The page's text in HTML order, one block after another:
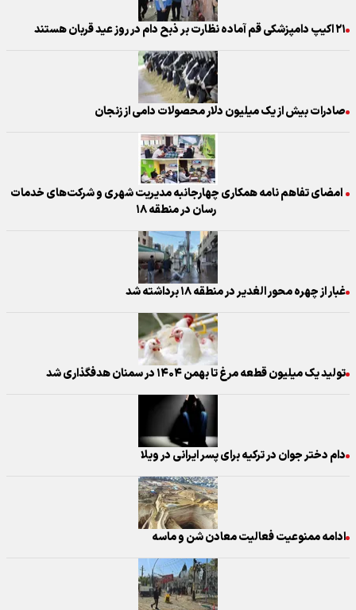
۲۱ اکیپ دامپزشکی قم آماده نظارت بر ذبح دام در روز عید قربان هستند
صادرات بیش از یک میلیون دلار محصولات دامی از زنجان
امضای تفاهم نامه همکاری چهارجانبه مدیریت شهری و شرکت‌های خدمات
رسان در منطقه ۱۸
غبار از چهره محور الغدیر در منطقه ۱۸ برداشته شد
تولید یک میلیون قطعه مرغ تا بهمن ۱۴۰۴ در سمنان هدفگذاری شد
دام دختر جوان در ترکیه برای پسر ایرانی در ویلا
ادامه ممنوعیت فعالیت معادن شن و ماسه